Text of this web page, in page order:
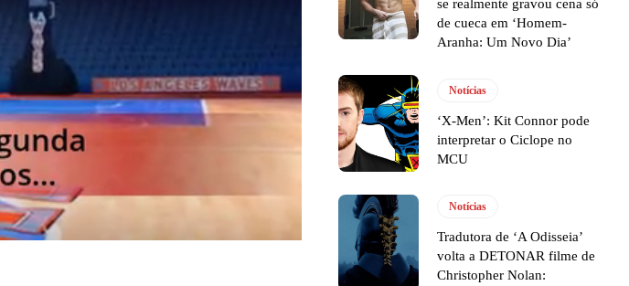
se realmente gravou cena só
de cueca em ‘Homem-
Aranha: Um Novo Dia’
Notícias
‘X-Men’: Kit Connor pode
interpretar o Ciclope no
MCU
Notícias
Tradutora de ‘A Odisseia’
volta a DETONAR filme de
Christopher Nolan: